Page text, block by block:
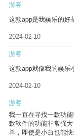
游客
这款app是我娱乐的好
2024-02-10
游客
这款app就像我的娱乐
2024-02-10
游客
我一直在寻找一款功
款软件的功能非常强
单，即使是小白也能快